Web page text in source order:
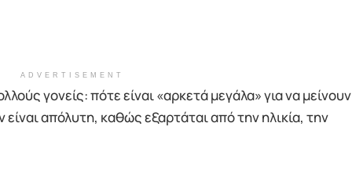
ADVERTISEMENT
γονείς: πότε είναι «αρκετά μεγάλα» για να μείνουν
απόλυτη, καθώς εξαρτάται από την ηλικία, την